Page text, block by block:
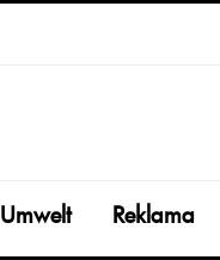
Umwelt Reklama